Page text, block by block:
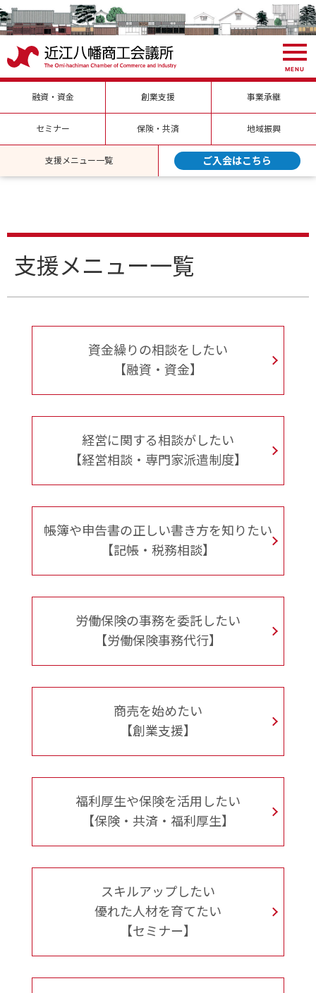
MENU
融資・資金 創業支援 事業承継
セミナー 保険・共済 地域振興
支援メニュー一覧 ご入会はこちら
支援メニュー一覧
資金繰りの相談をしたい
【融資・資金】
経営に関する相談がしたい
【経営相談・専門家派遣制度】
帳簿や申告書の正しい書き方を知りたい
【記帳・税務相談】
労働保険の事務を委託したい
【労働保険事務代行】
商売を始めたい
【創業支援】
福利厚生や保険を活用したい
【保険・共済・福利厚生】
スキルアップしたい
優れた人材を育てたい
【セミナー】